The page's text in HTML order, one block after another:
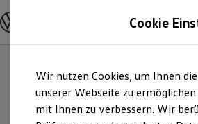
Hauptinhalt
springen
Footer
springen
Modelle und Konfigurator
Modelle vergleichen
Elektroautos
ENERGY Sondermodelle
Nutzfahrzeuge
SUV und CUV
Cookie
Wir nutzen Cookies, um Ihnen
unserer Webseite zu
mit Ihnen zu verbessern. Wir